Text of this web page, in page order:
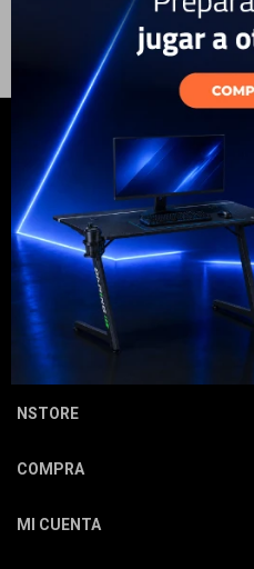
¡Suscribite y recibí
NSTORE
COMPRA
MI CUENTA
Electrodomésticos
Hogar
Marcas
Gaming